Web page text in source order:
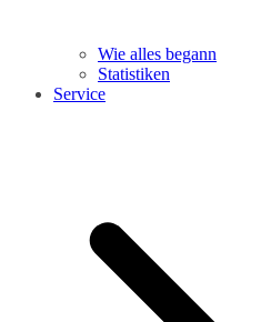
Wie alles begann
Statistiken
Service